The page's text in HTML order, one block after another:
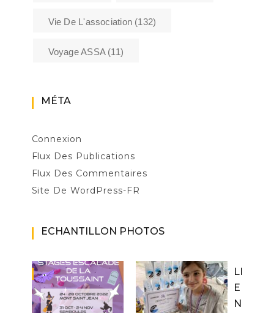
Vie De L'association (132)
Voyage ASSA(11)
MÉTA
Connexion
Flux Des Publications
Flux Des Commentaires
Site De WordPress-FR
ECHANTILLON PHOTOS
LI
E
N